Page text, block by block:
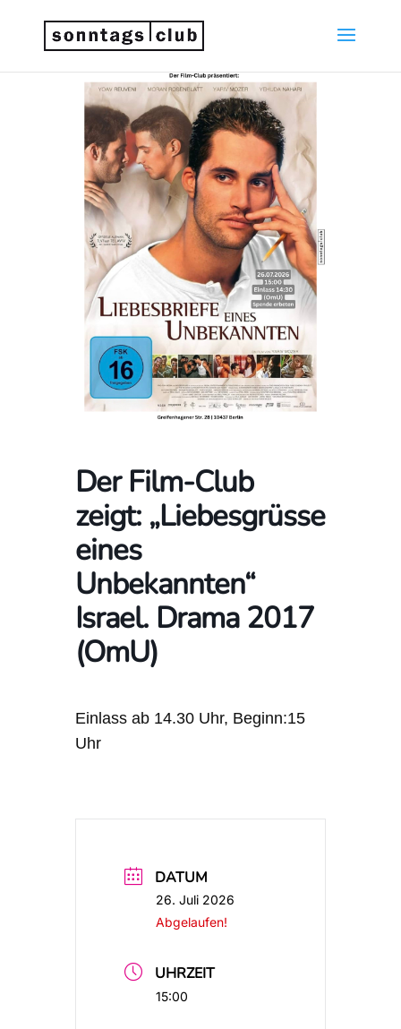
Der Film-Club
zeigt: „Liebesgrüsse
eines
Unbekannten“
Israel. Drama 2017
(OmU)
Einlass ab 14.30 Uhr, Beginn:15
Uhr
DATUM
26. Juli 2026
Abgelaufen!
UHRZEIT
15:00